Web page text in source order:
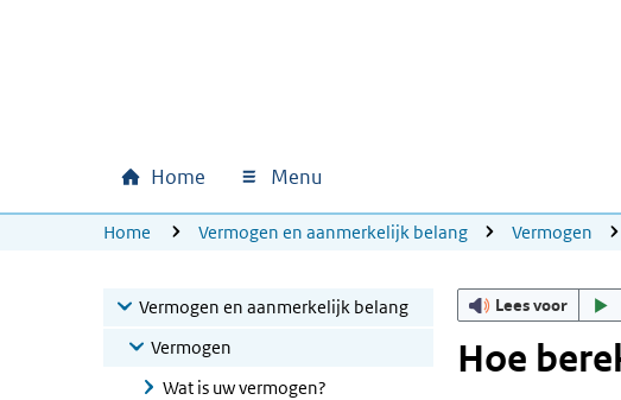
Hoofdnavigatie
Home Menu
U bevindt zich hier:
Home Vermogen en aanmerkelijk belang Vermogen
Vermogen en aanmerkelijk belang
Vermogen
Wat is uw vermogen?
Lees voor
Hoe